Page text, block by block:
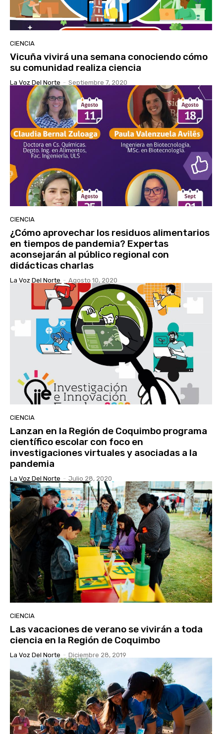
CIENCIA
Vicuña vivirá una semana conociendo cómo
su comunidad realiza ciencia
La Voz Del Norte - Septiembre 7, 2020
CIENCIA
¿Cómo aprovechar los residuos alimentarios
en tiempos de pandemia? Expertas
aconsejarán al público regional con
didácticas charlas
La Voz Del Norte - Agosto 10, 2020
CIENCIA
Lanzan en la Región de Coquimbo programa
científico escolar con foco en
investigaciones virtuales y asociadas a la
pandemia
La Voz Del Norte - Julio 28, 2020
CIENCIA
Las vacaciones de verano se vivirán a toda
ciencia en la Región de Coquimbo
La Voz Del Norte - Diciembre 28, 2019